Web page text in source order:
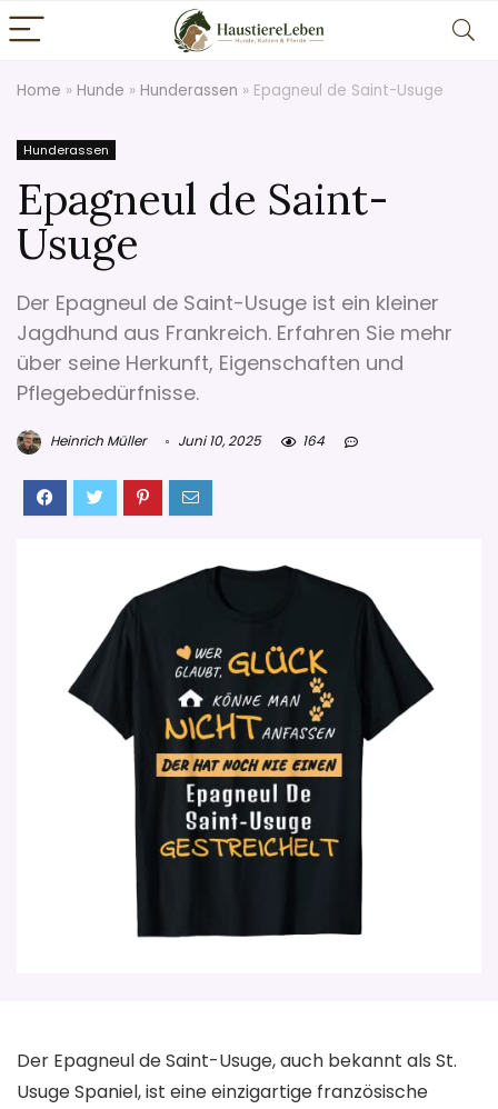
Home » Hunde » Hunderassen » Epagneul de Saint-Usuge
Hunderassen
Epagneul de Saint-
Usuge
Der Epagneul de Saint-Usuge ist ein kleiner
Jagdhund aus Frankreich. Erfahren Sie mehr
über seine Herkunft, Eigenschaften und
Pflegebedürfnisse.
Heinrich Müller Juni 10, 2025 164
Der Epagneul de Saint-Usuge, auch bekannt als St.
Usuge Spaniel, ist eine einzigartige französische